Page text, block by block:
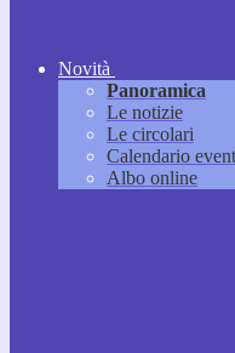
Novità
Panoramica
Le notizie
Le circolari
Calendario
Albo online